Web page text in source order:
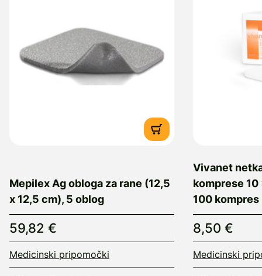
Mepilex Ag obloga za rane (12,5
x 12,5 cm), 5 oblog
59,82 €
Medicinski pripomočki
Vivanet
komprese
100 kompres
8,50 €
Medicinski